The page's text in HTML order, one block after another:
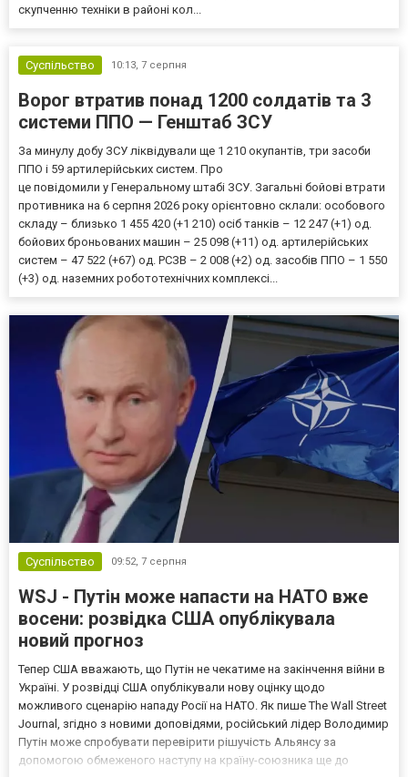
скупченню техніки в районі кол...
Суспільство 10:13, 7 серпня
Ворог втратив понад 1200 солдатів та 3
системи ППО — Генштаб ЗСУ
За минулу добу ЗСУ ліквідували ще 1 210 окупантів, три засоби
ППО і 59 артилерійських систем. Про
це повідомили у Генеральному штабі ЗСУ. Загальні бойові втрати
противника на 6 серпня 2026 року орієнтовно склали: особового
складу – близько 1 455 420 (+1 210) осіб танків – 12 247 (+1) од.
бойових броньованих машин – 25 098 (+11) од. артилерійських
систем – 47 522 (+67) од. РСЗВ – 2 008 (+2) од. засобів ППО – 1 550
(+3) од. наземних робототехнічних комплексі...
Суспільство 09:52, 7 серпня
WSJ - Путін може напасти на НАТО вже
восени: розвідка США опублікувала
новий прогноз
Тепер США вважають, що Путін не чекатиме на закінчення війни в
Україні. У розвідці США опублікували нову оцінку щодо
можливого сценарію нападу Росії на НАТО. Як пише The Wall Street
Journal, згідно з новими доповідями, російський лідер Володимир
Путін може спробувати перевірити рішучість Альянсу за
допомогою обмеженого наступу на країну-союзника ще до